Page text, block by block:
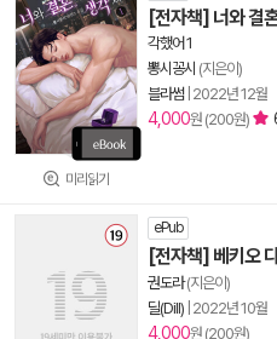
미리읽기
[전자책] 너와 결
각했어 1
뽕시꽁시 (지은이)
블라썸 2022년 12월
4,000원 (200원)
ePub
[전자책] 베키오
권도라(지은이)
딜(Dill) 2022년 10월
4,000원 (200원)